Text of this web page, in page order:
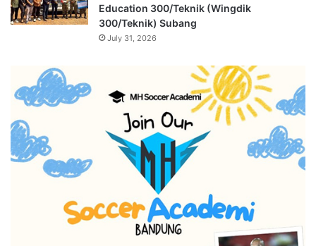
Education 300/Teknik (Wingdik
300/Teknik) Subang
July 31, 2026